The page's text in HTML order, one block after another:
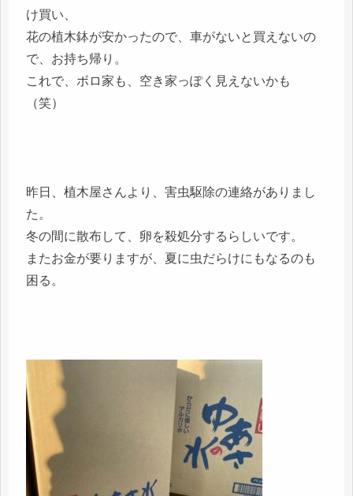
け買い、
花の植木鉢が安かったので、車がないと買えないの
で、お持ち帰り。
これで、ボロ家も、空き家っぽく見えないかも
（笑）
昨日、植木屋さんより、害虫駆除の連絡がありまし
た。
冬の間に散布して、卵を殺処分するらしいです。
またお金が要りますが、夏に虫だらけにもなるのも
困る。